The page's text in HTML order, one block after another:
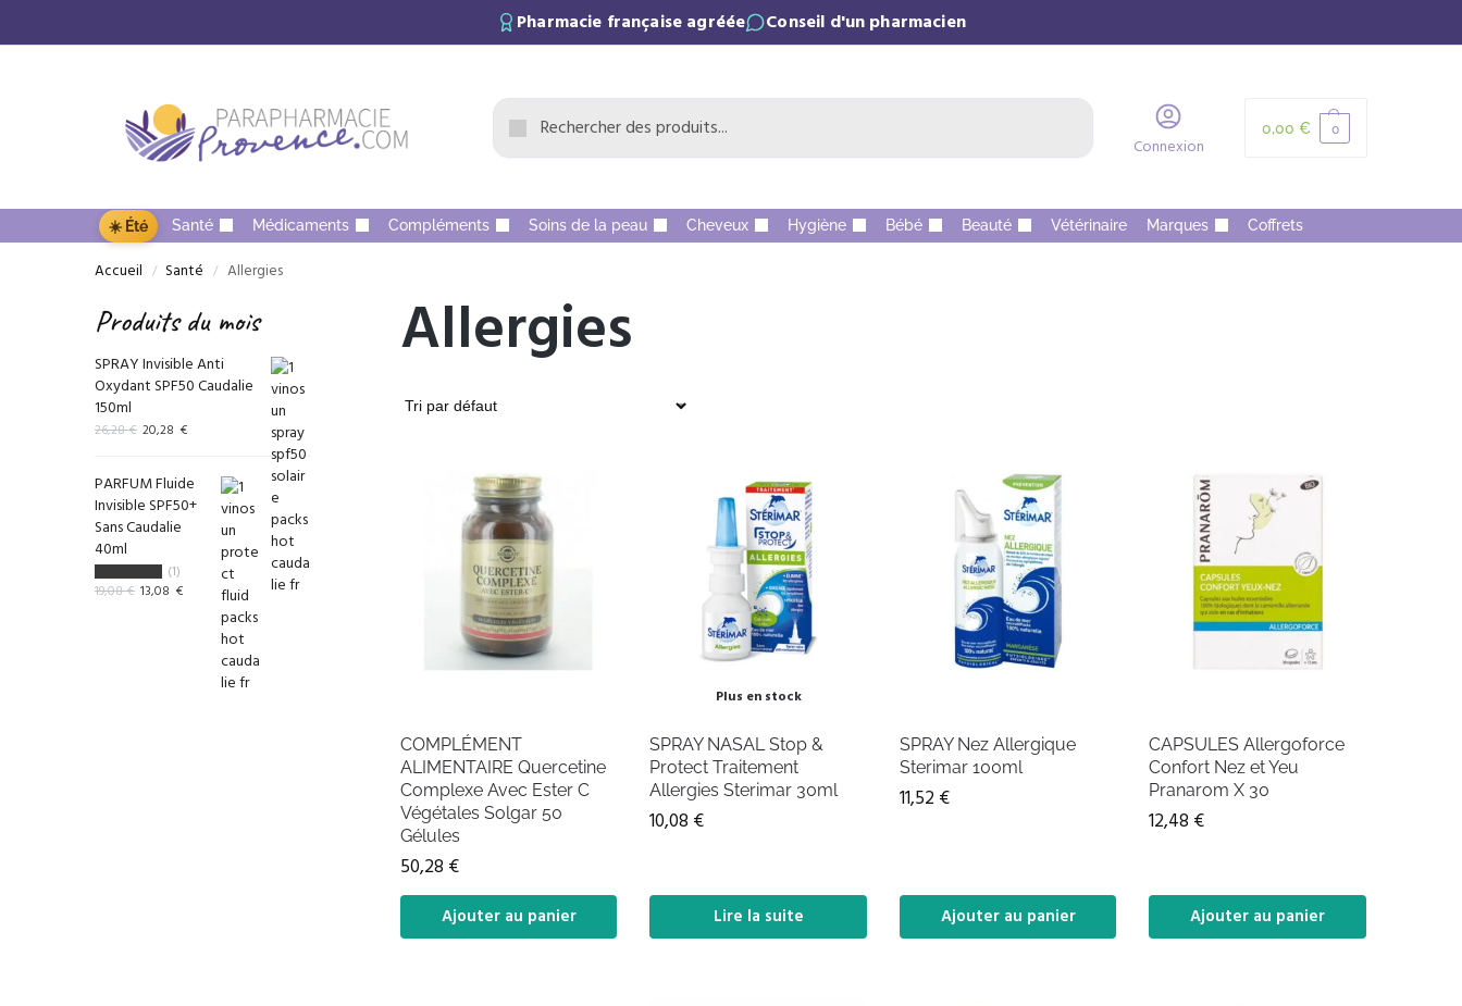
Pharmacie française agréée Conseil d'un pharmacien
Connexion
0,00 € 0
☀️ Été Santé Médicaments Compléments Soins de la peau Cheveux Hygiène Bébé Beauté Vétérinaire Marques Coffrets
Accueil / Santé / Allergies
Allergies
COMPLÉMENT
ALIMENTAIRE Quercetine
Complexe Avec Ester C
Végétales Solgar 50
Gélules
50,28 €
Ajouter au panier
Plus en stock
SPRAY NASAL Stop &
Protect Traitement
Allergies Sterimar 30ml
10,08 €
Lire la suite
SPRAY Nez Allergique
Sterimar 100ml
11,52 €
Ajouter au panier
CAPSULES Allergoforce
Confort Nez et Yeu
Pranarom X 30
12,48 €
Ajouter au panier
Produits du mois
SPRAY Invisible Anti
Oxydant SPF50 Caudalie
150ml
26,28€ 20,28 €
PARFUM Fluide
Invisible SPF50+
Sans Caudalie
40ml
(1)
19,08€ 13,08 €